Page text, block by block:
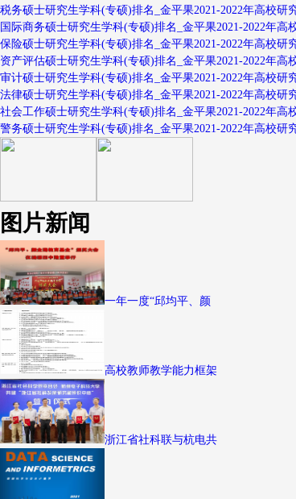
税务硕士研究生学科(专硕)排名_金平果2021-2022年高校研
国际商务硕士研究生学科(专硕)排名_金平果2021-2022年
保险硕士研究生学科(专硕)排名_金平果2021-2022年高校研
资产评估硕士研究生学科(专硕)排名_金平果2021-2022年
审计硕士研究生学科(专硕)排名_金平果2021-2022年高校研
法律硕士研究生学科(专硕)排名_金平果2021-2022年高校研
社会工作硕士研究生学科(专硕)排名_金平果2021-2022年高
警务硕士研究生学科(专硕)排名_金平果2021-2022年高校研
图片新闻
一年一度“邱均平、颜
高校教师教学能力框架
浙江省社科联与杭电共